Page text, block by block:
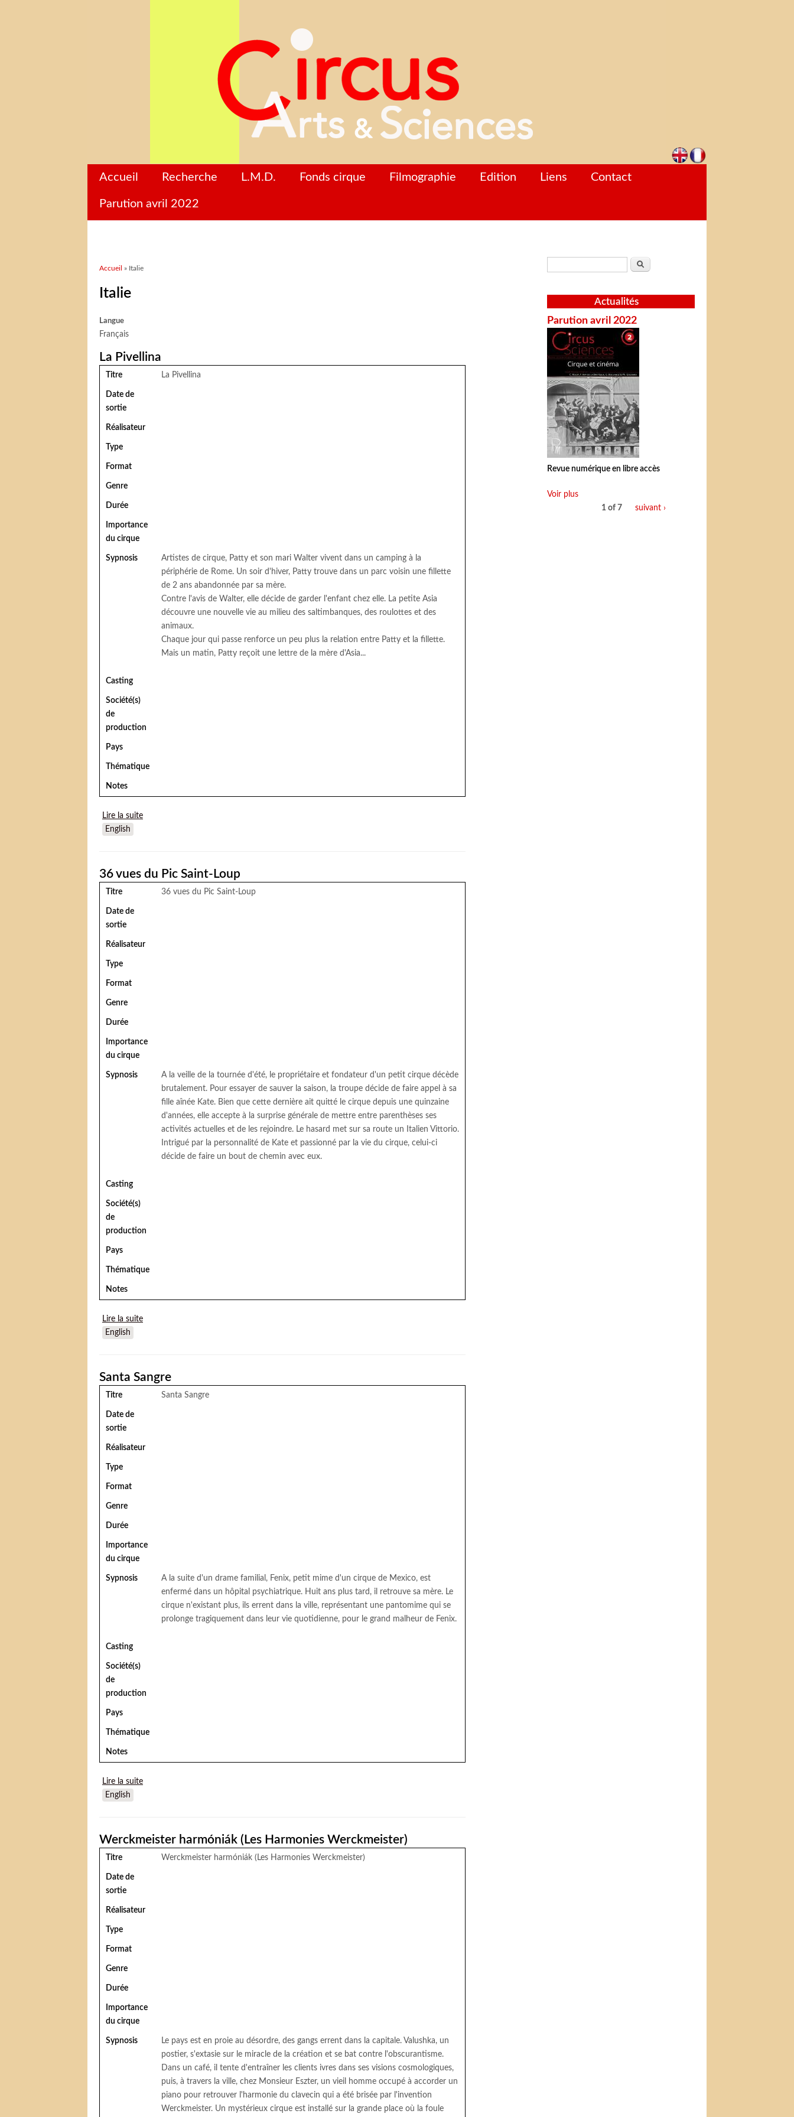
Accueil Recherche L.M.D. Fonds cirque Filmographie Edition Liens Contact
Parution avril 2022
Vous êtes ici
Accueil » Italie
Italie
Langue
Français
La Pivellina
Titre La Pivellina
Date de
sortie
Réalisateur
Type
Format
Genre
Durée
Importance
du cirque
Sypnosis
Artistes de cirque, Patty et son mari Walter vivent dans un camping à la
périphérie de Rome. Un soir d'hiver, Patty trouve dans un parc voisin une fillette
de 2 ans abandonnée par sa mère.
Contre l'avis de Walter, elle décide de garder l'enfant chez elle. La petite Asia
découvre une nouvelle vie au milieu des saltimbanques, des roulottes et des
animaux.
Chaque jour qui passe renforce un peu plus la relation entre Patty et la fillette.
Mais un matin, Patty reçoit une lettre de la mère d'Asia...
Casting
Société(s)
de
production
Pays
Thématique
Notes
Lire la suite
English
36 vues du Pic Saint-Loup
Titre 36 vues du Pic Saint-Loup
Date de
sortie
Réalisateur
Type
Format
Genre
Durée
Importance
du cirque
Sypnosis
A la veille de la tournée d'été, le propriétaire et fondateur d'un petit cirque décède
brutalement. Pour essayer de sauver la saison, la troupe décide de faire appel à sa
fille aînée Kate. Bien que cette dernière ait quitté le cirque depuis une quinzaine
d'années, elle accepte à la surprise générale de mettre entre parenthèses ses
activités actuelles et de les rejoindre. Le hasard met sur sa route un Italien Vittorio.
Intrigué par la personnalité de Kate et passionné par la vie du cirque, celui-ci
décide de faire un bout de chemin avec eux.
Casting
Société(s)
de
production
Pays
Thématique
Notes
Lire la suite
English
Santa Sangre
Titre Santa Sangre
Date de
sortie
Réalisateur
Type
Format
Genre
Durée
Importance
du cirque
Sypnosis
A la suite d'un drame familial, Fenix, petit mime d'un cirque de Mexico, est
enfermé dans un hôpital psychiatrique. Huit ans plus tard, il retrouve sa mère. Le
cirque n'existant plus, ils errent dans la ville, représentant une pantomime qui se
prolonge tragiquement dans leur vie quotidienne, pour le grand malheur de Fenix.
Casting
Société(s)
de
production
Pays
Thématique
Notes
Lire la suite
English
Werckmeister harmóniák (Les Harmonies Werckmeister)
Titre Werckmeister harmóniák (Les Harmonies Werckmeister)
Date de
sortie
Réalisateur
Type
Format
Genre
Durée
Importance
du cirque
Sypnosis
Le pays est en proie au désordre, des gangs errent dans la capitale. Valushka, un
postier, s'extasie sur le miracle de la création et se bat contre l'obscurantisme.
Dans un café, il tente d'entraîner les clients ivres dans ses visions cosmologiques,
puis, à travers la ville, chez Monsieur Eszter, un vieil homme occupé à accorder un
piano pour retrouver l'harmonie du clavecin qui a été brisée par l'invention
Werckmeister. Un mystérieux cirque est installé sur la grande place où la foule
Formulaire de recherche
Rechercher
Actualités
Parution avril 2022
Revue numérique en libre accès
Voir plus
1 of 7
suivant ›